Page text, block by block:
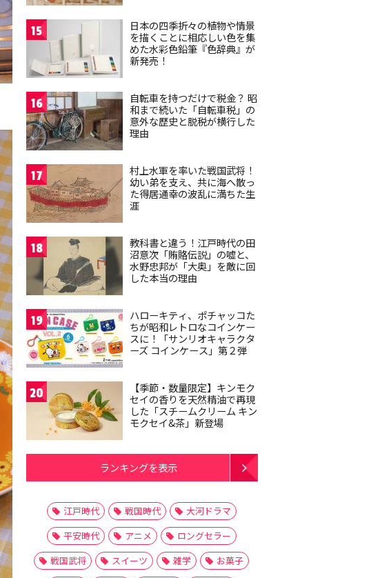
15
日本の四季折々の植物や情景
を描くことに相応しい色を集
めた水彩色鉛筆『色辞典』が
新発売！
16
自転車を持つだけで税金？ 昭
和まで続いた「自転車税」の
意外な歴史と脱税が横行した
理由
17
村上水軍を率いた戦国武将！
幼い弟を支え、共に海へ散っ
た得居通幸の波乱に満ちた生
涯
18
教科書と違う！江戸時代の田
沼意次「賄賂伝説」の嘘と、
水野忠邦が「大奥」を敵に回
した本当の理由
19
ハローキティ、ポチャッコた
ちが昭和レトロなコインケー
スに！「サンリオキャラクタ
ーズ コインケース」第２弾
20
【季節・数量限定】キンモク
セイの香りを天然精油で再現
した「スチームクリーム キン
モクセイ&茶」新登場
ランキングを表示
江戸時代 戦国時代
大河ドラマ
平安時代
アニメ
ロングセラー
戦国武将
スイーツ 雑学
お菓子